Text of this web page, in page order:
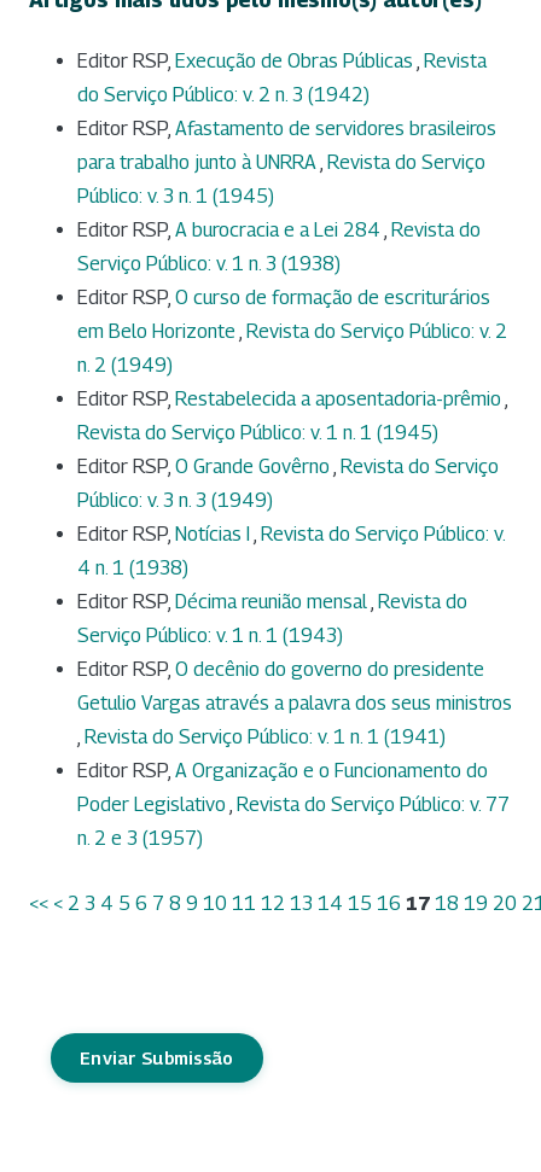
Editor RSP, Execução de Obras Públicas , Revista
do Serviço Público: v. 2 n. 3 (1942)
Editor RSP, Afastamento de servidores brasileiros
para trabalho junto à UNRRA, Revista do Serviço
Público: v. 3 n. 1 (1945)
Editor RSP, A burocracia e a Lei 284 , Revista do
Serviço Público: v. 1 n. 3 (1938)
Editor RSP, O curso de formação de escriturários
em Belo Horizonte , Revista do Serviço Público: v. 2
n. 2 (1949)
Editor RSP, Restabelecida a aposentadoria-prêmio ,
Revista do Serviço Público: v. 1 n. 1 (1945)
Editor RSP, O Grande Govêrno , Revista do Serviço
Público: v. 3 n. 3 (1949)
Editor RSP, Notícias I , Revista do Serviço Público: v.
4 n. 1 (1938)
Editor RSP, Décima reunião mensal, Revista do
Serviço Público: v. 1 n. 1 (1943)
Editor RSP, O decênio do governo do presidente
Getulio Vargas através a palavra dos seus ministros
, Revista do Serviço Público: v. 1 n. 1 (1941)
Editor RSP, A Organização e o Funcionamento do
Poder Legislativo , Revista do Serviço Público: v. 77
n. 2 e 3 (1957)
<< < 2 3 4 5 6 7 8 9 10 11 12 13 14 15 16 17 18 19 20
Enviar Submissão